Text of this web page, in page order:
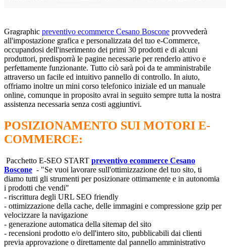
Gragraphic preventivo ecommerce Cesano Boscone provvederà
all'impostazione grafica e personalizzata del tuo e-Commerce,
occupandosi dell'inserimento dei primi 30 prodotti e di alcuni
produttori, predisporrà le pagine necessarie per renderlo attivo e
perfettamente funzionante. Tutto ciò sarà poi da te amministrabile
attraverso un facile ed intuitivo pannello di controllo. In aiuto,
offriamo inoltre un mini corso telefonico iniziale ed un manuale
online, comunque in proposito avrai in seguito sempre tutta la nostra
assistenza necessaria senza costi aggiuntivi.
POSIZIONAMENTO SUI MOTORI E-
COMMERCE:
Pacchetto E-SEO START preventivo ecommerce Cesano
Boscone - "Se vuoi lavorare sull'ottimizzazione del tuo sito, ti
diamo tutti gli strumenti per posizionare ottimamente e in autonomia
i prodotti che vendi"
- riscrittura degli URL SEO friendly
- ottimizzazione della cache, delle immagini e compressione gzip per
velocizzare la navigazione
- generazione automatica della sitemap del sito
- recensioni prodotto e/o dell'intero sito, pubblicabili dai clienti
previa approvazione o direttamente dal pannello amministrativo